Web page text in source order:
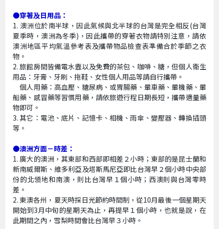
●穿著及日用品：
1. 澳洲位於南半球，因此氣候與北半球的台灣是完全相反(台灣
夏季時，澳洲為冬季)，因此攜帶的穿著衣物請特別注意，請依
澳洲地區平均氣溫參考表及攜帶物品檢查表準備合於季節之衣
物。
2. 旅館房間皆備電水壼以及免費的茶包、咖啡、糖，但個人衛生
用品：牙膏、牙刷、拖鞋、女性個人用品等請自行攜帶。
個人用藥：高血壓、糖尿病、或胃腸藥、暈車藥、暈機藥、暈
船藥、感冒藥等習慣用藥，請依旅遊行程日期長短，攜帶適量藥
物即可。
3. 其它：電池、底片、記憶卡、相機、雨傘、變壓器、轉換插頭
等。
●澳洲方面－時差：
1. 廣大的澳洲，其東部和西部即相差２小時；東部的是昆士蘭和
新南威爾斯、維多利亞及塔斯馬尼亞即比台灣早２個小時中央部
份的北領地和南澳，則比台灣早１個小時；西澳則與台灣零時
差。
2. 東澳各州，夏天時採日光節約時間制，從10月最後一個星期天
開始到3月中旬的星期天為止，再提早１個小時，也就是說，在
此期間之內，雪梨時間會比台灣早３小時。